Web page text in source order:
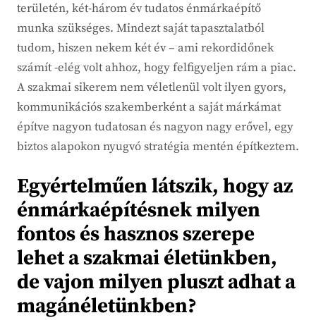
területén, két-három év tudatos énmárkaépítő
munka szükséges. Mindezt saját tapasztalatból
tudom, hiszen nekem két év – ami rekordidőnek
számít -elég volt ahhoz, hogy felfigyeljen rám a piac.
A szakmai sikerem nem véletlenül volt ilyen gyors,
kommunikációs szakemberként a saját márkámat
építve nagyon tudatosan és nagyon nagy erővel, egy
biztos alapokon nyugvó stratégia mentén építkeztem.
Egyértelműen látszik, hogy az
énmárkaépítésnek milyen
fontos és hasznos szerepe
lehet a szakmai életünkben,
de vajon milyen pluszt adhat a
magánéletünkben?